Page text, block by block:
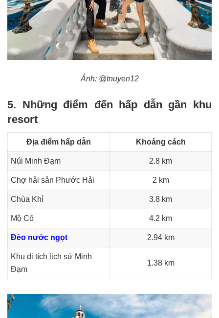
Ảnh: @tnuyen12
5. Những điểm đến hấp dẫn gần khu
resort
Địa điểm hấp dẫn Khoảng cách
Núi Minh Đạm 2.8 km
Chợ hải sản Phước Hải 2 km
Chùa Khỉ 3.8 km
Mộ Cô 4.2 km
Đèo nước ngọt 2.94 km
Khu di tích lịch sử Minh
Đạm
1.38 km